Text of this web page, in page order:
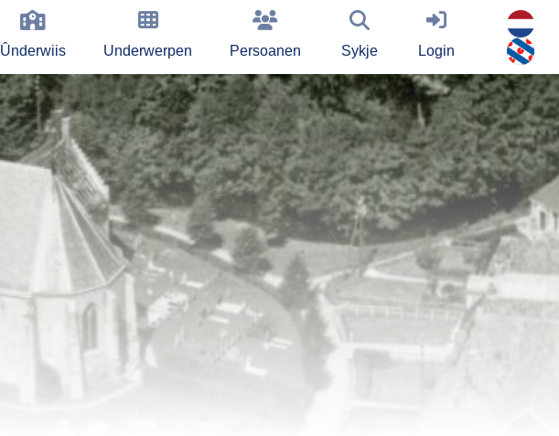
Ûnderwiis Underwerpen Persoanen Sykje Login